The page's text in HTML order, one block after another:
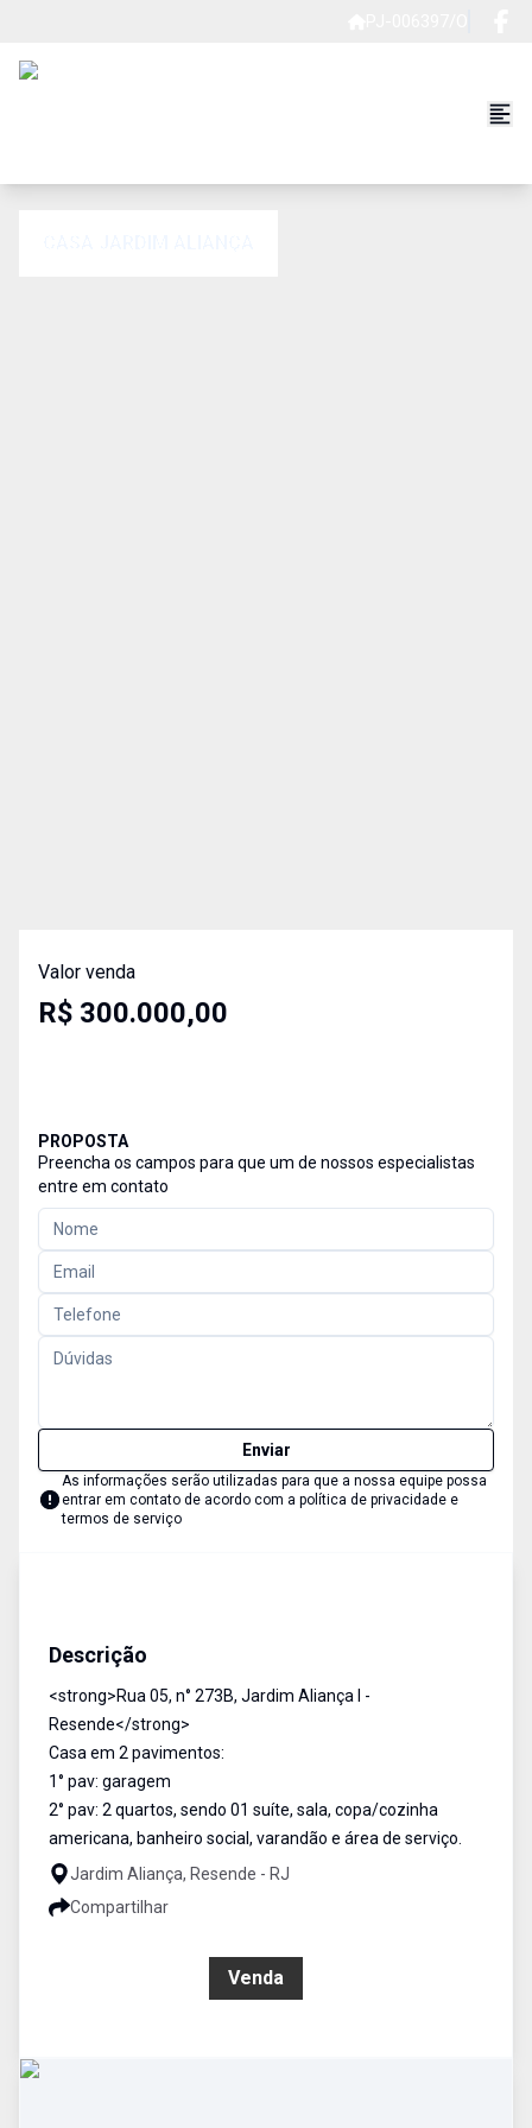
Valor venda
R$ 300.000,00
PROPOSTA
Preencha os campos para que um de nossos especialistas
entre em contato
Enviar
As informações serão utilizadas para que a nossa equipe possa
entrar em contato de acordo com a política de privacidade e
termos de serviço
Descrição
<strong>Rua 05, n° 273B, Jardim Aliança l -
Resende</strong>
Casa em 2 pavimentos:
1° pav: garagem
2° pav: 2 quartos, sendo 01 suíte, sala, copa/cozinha
americana, banheiro social, varandão e área de serviço.
Jardim Aliança, Resende - RJ
Compartilhar
Venda